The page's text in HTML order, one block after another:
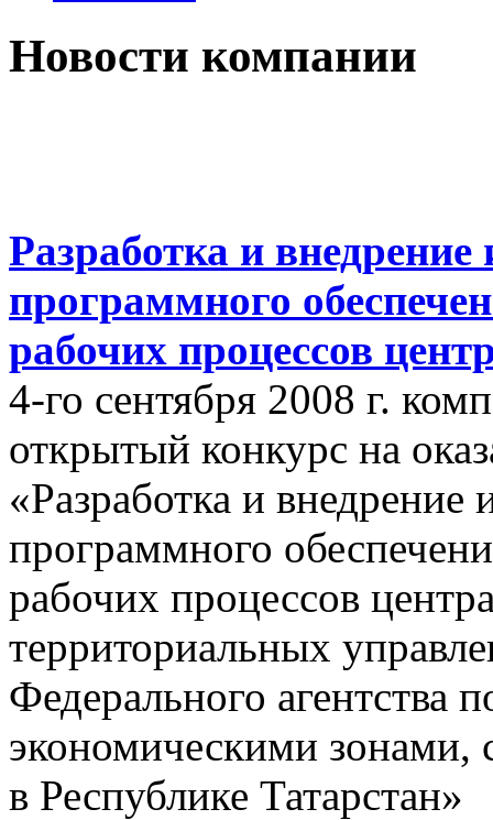
Новости компании
Разработка и
программного
рабочих процессов
4-го сентября 2008 г.
открытый конкурс на
«Разработка и
программного
рабочих процессов
территориальных
Федерального агентства
экономическими зонами,
в Республике Татарстан»